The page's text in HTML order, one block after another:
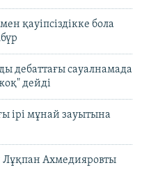
қауіпсіздікке бола
дебаттағы сауалнамада
дейді
ірі мұнай зауытына
Лұқпан Ахмедияровты